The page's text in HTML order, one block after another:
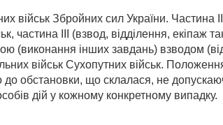
військ Збройних сил України. Частина
частина ІІІ (взвод, відділення, екіпаж
(виконання інших завдань) взводом
військ Сухопутних військ.
до обстановки, що склалася, не
дій у кожному конкретному випадку.